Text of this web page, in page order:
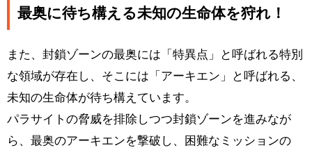
最奥に待ち構える未知の生命体を狩れ！
また、封鎖ゾーンの最奥には「特異点」と呼ばれる特別
な領域が存在し、そこには「アーキエン」と呼ばれる、
未知の生命体が待ち構えています。
パラサイトの脅威を排除しつつ封鎖ゾーンを進みなが
ら、最奥のアーキエンを撃破し、困難なミッションの